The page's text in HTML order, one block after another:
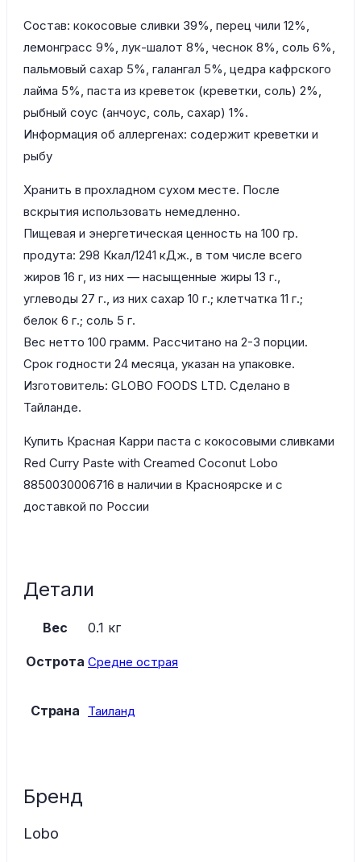
Состав: кокосовые сливки 39%, перец чили 12%,
лемонграсс 9%, лук-шалот 8%, чеснок 8%, соль 6%,
пальмовый сахар 5%, галангал 5%, цедра кафрского
лайма 5%, паста из креветок (креветки, соль) 2%,
рыбный соус (анчоус, соль, сахар) 1%.
Информация об аллергенах: содержит креветки и
рыбу
Хранить в прохладном сухом месте. После
вскрытия использовать немедленно.
Пищевая и энергетическая ценность на 100 гр.
продута: 298 Ккал/1241 кДж., в том числе всего
жиров 16 г, из них — насыщенные жиры 13 г.,
углеводы 27 г., из них сахар 10 г.; клетчатка 11 г.;
белок 6 г.; соль 5 г.
Вес нетто 100 грамм. Рассчитано на 2-3 порции.
Срок годности 24 месяца, указан на упаковке.
Изготовитель: GLOBO FOODS LTD. Сделано в
Тайланде.
Купить Красная Карри паста с кокосовыми сливками
Red Curry Paste with Creamed Coconut Lobo
8850030006716 в наличии в Красноярске и с
доставкой по России
Детали
Вес 0.1 кг
Острота Средне острая
Страна Таиланд
Бренд
Lobo